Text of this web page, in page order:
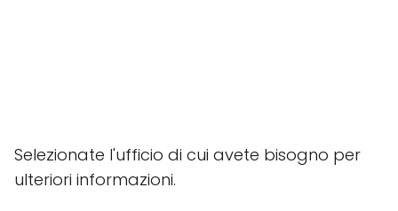
Selezionate l'ufficio di cui avete bisogno per
ulteriori informazioni.